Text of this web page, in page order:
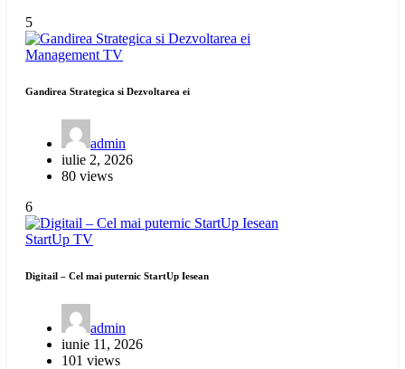
5
Management TV
Gandirea Strategica si Dezvoltarea ei
admin
iulie 2, 2026
80 views
6
StartUp TV
Digitail – Cel mai puternic StartUp Iesean
admin
iunie 11, 2026
101 views